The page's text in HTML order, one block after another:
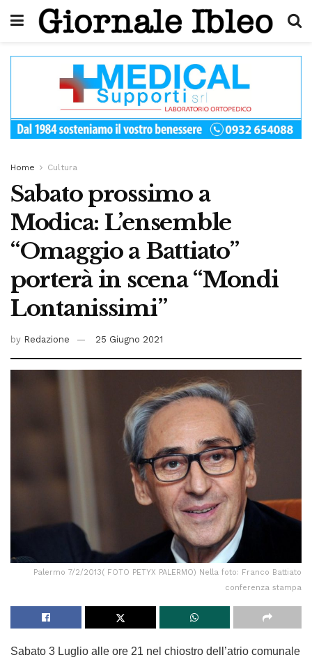
Home Cultura
Sabato prossimo a
Modica: L’ensemble
“Omaggio a Battiato”
porterà in scena “Mondi
Lontanissimi”
by Redazione 25 Giugno 2021
Palermo 7/2/2013( FOTO PETYX PALERMO) Nella foto: Franco Battiato
conferenza stampa
Sabato 3 Luglio alle ore 21 nel chiostro dell’atrio comunale